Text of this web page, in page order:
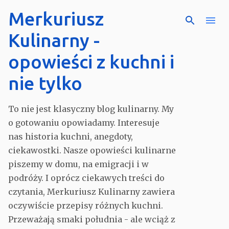
Merkuriusz
Kulinarny -
opowieści z kuchni i
nie tylko
To nie jest klasyczny blog kulinarny. My
o gotowaniu opowiadamy. Interesuje
nas historia kuchni, anegdoty,
ciekawostki. Nasze opowieści kulinarne
piszemy w domu, na emigracji i w
podróży. I oprócz ciekawych treści do
czytania, Merkuriusz Kulinarny zawiera
oczywiście przepisy różnych kuchni.
Przeważają smaki południa - ale wciąż z